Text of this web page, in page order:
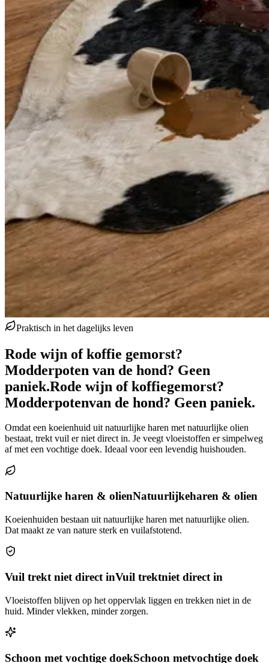
Praktisch in het dagelijks leven
Rode wijn of koffie gemorst?
Modderpoten van de hond? Geen
paniek.Rode wijn of koffiegemorst?
Modderpotenvan de hond? Geen paniek.
Omdat een koeienhuid uit natuurlijke haren met natuurlijke olien
bestaat, trekt vuil er niet direct in. Je veegt vloeistoffen er simpelweg
af met een vochtige doek. Ideaal voor een levendig huishouden.
Natuurlijke haren & olienNatuurlijkeharen & olien
Koeienhuiden bestaan uit natuurlijke haren met natuurlijke olien.
Dat maakt ze van nature sterk en vuilafstotend.
Vuil trekt niet direct inVuil trektniet direct in
Vloeistoffen blijven op het oppervlak liggen en trekken niet in de
huid. Minder vlekken, minder zorgen.
Schoon met vochtige doekSchoon metvochtige doek